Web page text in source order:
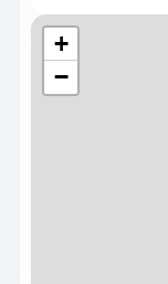
+
−